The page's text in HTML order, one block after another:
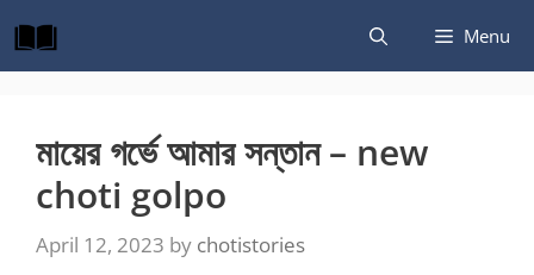
to
content
Menu
মায়ের গর্ভে আমার সন্তান – new
choti golpo
April 12, 2023 by chotistories